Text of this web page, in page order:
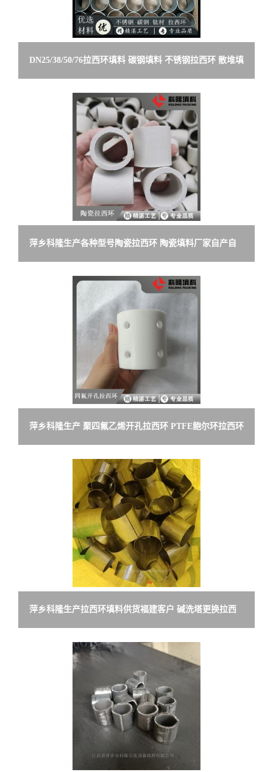
DN25/38/50/76拉西环填料 碳钢填料 不锈钢拉西环 散堆填
料的应用 按标准生产
萍乡科隆生产各种型号陶瓷拉西环 陶瓷填料厂家自产自
销
萍乡科隆生产 聚四氟乙烯开孔拉西环 PTFE鲍尔环拉西环
填料
萍乡科隆生产拉西环填料供货福建客户 碱洗塔更换拉西
环流程